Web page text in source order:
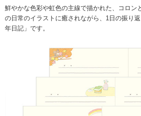
鮮やかな色彩や虹色の主線で描かれた、コロン
の日常のイラストに癒されながら、1日の振り
年日記」です。